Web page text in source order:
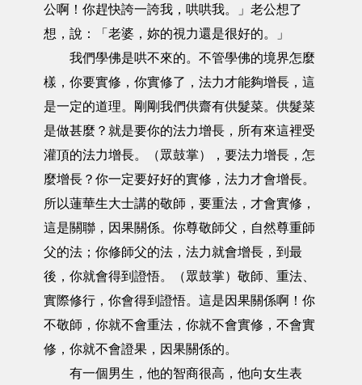
公啊！你趕快誇一誇我，哄哄我。」老公想了
想，說：「老婆，妳的視力還是很好的。」
我們學佛是哄不來的。不管學佛的境界怎麼
樣，你要實修，你實修了，法力才能夠增長，這
是一定的道理。剛剛我們供齋有供髮菜。供髮菜
是做甚麼？就是要你的法力增長，所有來這裡受
灌頂的法力增長。（眾鼓掌），要法力增長，怎
麼增長？你一定要好好的實修，法力才會增長。
所以蓮華生大士講的敬師，要重法，才會實修，
這是關聯，因果關係。你尊敬師父，自然尊重師
父的法；你修師父的法，法力就會增長，到最
後，你就會得到證悟。（眾鼓掌）敬師、重法、
實際修行，你會得到證悟。這是因果關係啊！你
不敬師，你就不會重法，你就不會實修，不會實
修，你就不會證果，因果關係的。
有一個男生，他的智商很高，他向女生表